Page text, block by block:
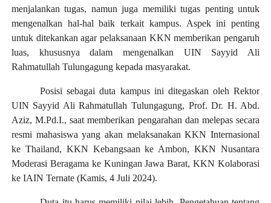
menjalankan tugas, namun juga memiliki tugas penting untuk
mengenalkan hal-hal baik terkait kampus. Aspek ini penting
untuk ditekankan agar pelaksanaan KKN memberikan pengaruh
luas, khususnya dalam mengenalkan UIN Sayyid Ali
Rahmatullah Tulungagung kepada masyarakat.
Posisi sebagai duta kampus ini ditegaskan oleh Rektor
UIN Sayyid Ali Rahmatullah Tulungagung, Prof. Dr. H. Abd.
Aziz, M.Pd.I., saat memberikan pengarahan dan melepas secara
resmi mahasiswa yang akan melaksanakan KKN Internasional
ke Thailand, KKN Kebangsaan ke Ambon, KKN Nusantara
Moderasi Beragama ke Kuningan Jawa Barat, KKN Kolaborasi
ke IAIN Ternate (Kamis, 4 Juli 2024).